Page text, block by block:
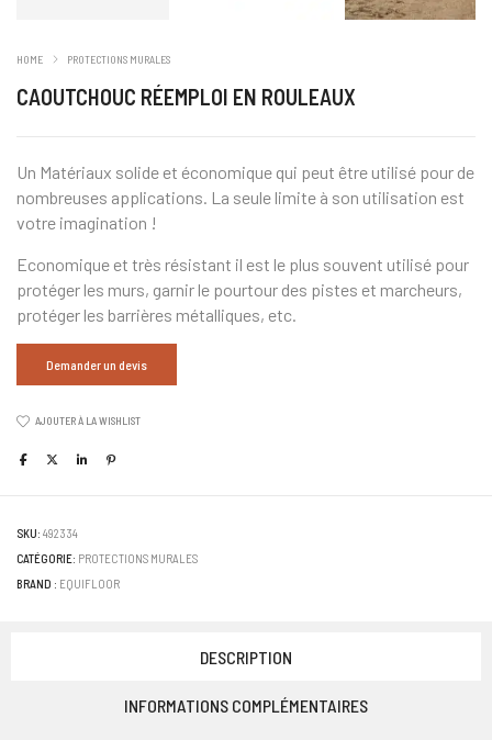
HOME PROTECTIONS MURALES
CAOUTCHOUC RÉEMPLOI EN ROULEAUX
Un Matériaux solide et économique qui peut être utilisé pour de
nombreuses applications. La seule limite à son utilisation est
votre imagination !
Economique et très résistant il est le plus souvent utilisé pour
protéger les murs, garnir le pourtour des pistes et marcheurs,
protéger les barrières métalliques, etc.
Demander un devis
AJOUTER À LA WISHLIST
SKU: 492334
CATÉGORIE: PROTECTIONS MURALES
BRAND : EQUIFLOOR
DESCRIPTION
INFORMATIONS COMPLÉMENTAIRES